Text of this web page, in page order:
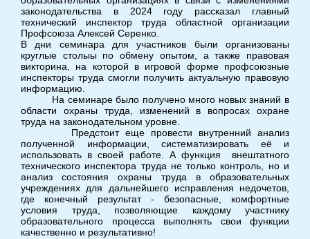
законодательства в 2024 году рассказал главный
технический инспектор труда областной организации
Профсоюза Алексей Серенко.
В дни семинара для участников были организованы
круглые столыы по обмену опытом, а также правовая
викторина, на которой в игровой форме профсоюзные
инспекторы труда смогли получить актуальную правовую
информацию.
На семинаре было получено много новых знаний в
области охраны труда, изменений в вопросах охране
труда на законодательном уровне.
Предстоит еще провести внутренний анализ
полученной информации, систематизировать её и
использовать в своей работе. А функция внештатного
технического инспектора труда не только контроль, но и
анализ состояния охраны труда в образовательных
учреждениях для дальнейшего исправления недочетов,
где конечный результат - безопасные, комфортные
условия труда, позволяющие каждому участнику
образовательного процесса выполнять свои функции
качественно и результативно!